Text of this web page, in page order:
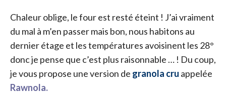
Chaleur oblige, le four est resté éteint ! J’ai vraiment
du mal à m’en passer mais bon, nous habitons au
dernier étage et les températures avoisinent les 28°
donc je pense que c’est plus raisonnable … ! Du coup,
je vous propose une version de granola cru appelée
Rawnola.